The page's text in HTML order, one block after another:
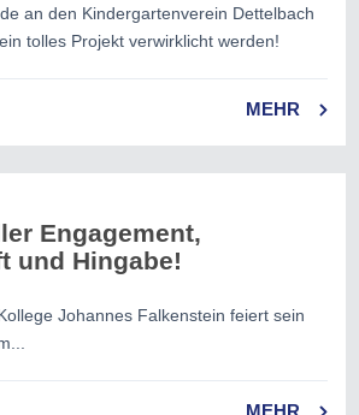
an den Kindergartenverein Dettelbach
tolles Projekt verwirklicht werden!
MEHR
Engagement,
und Hingabe!
Johannes Falkenstein feiert sein
MEHR